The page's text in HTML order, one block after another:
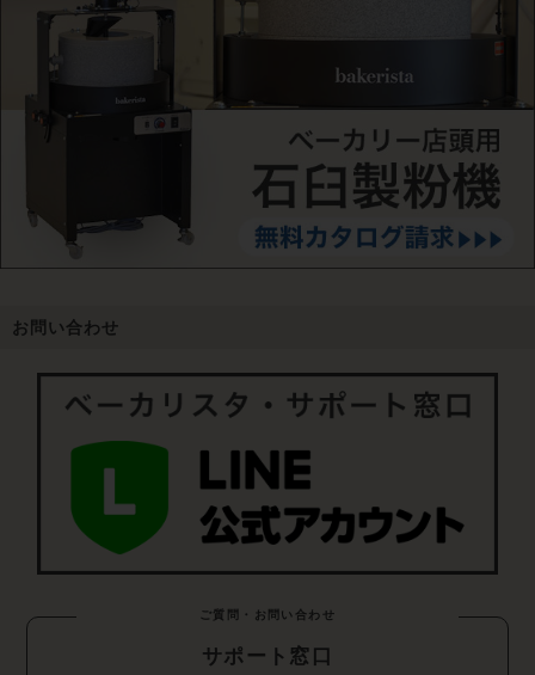
お問い合わせ
ご質問・お問い合わせ
サポート窓口